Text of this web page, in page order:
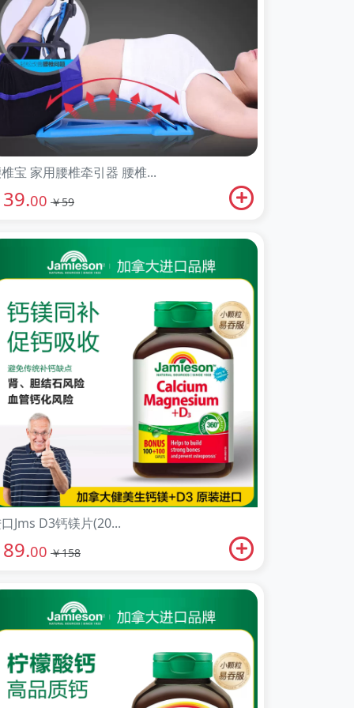
宝 家用腰椎牵引器 腰椎...
39.00 ￥59
Jms D3钙镁片(20...
89.00 ￥158